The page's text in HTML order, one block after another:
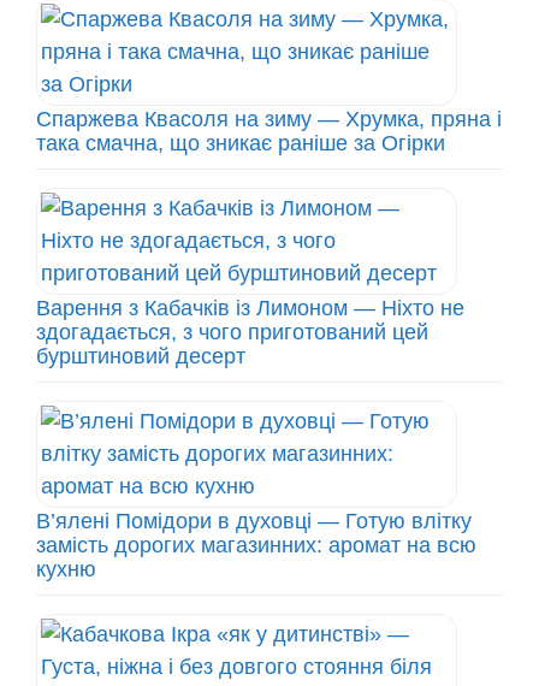
Спаржева Квасоля на зиму — Хрумка, пряна і
така смачна, що зникає раніше за Огірки
Варення з Кабачків із Лимоном — Ніхто не
здогадається, з чого приготований цей
бурштиновий десерт
В’ялені Помідори в духовці — Готую влітку
замість дорогих магазинних: аромат на всю
кухню